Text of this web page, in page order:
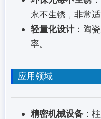
永不生锈，非常
轻量化设计：陶
率。
应用领域
精密机械设备 ：